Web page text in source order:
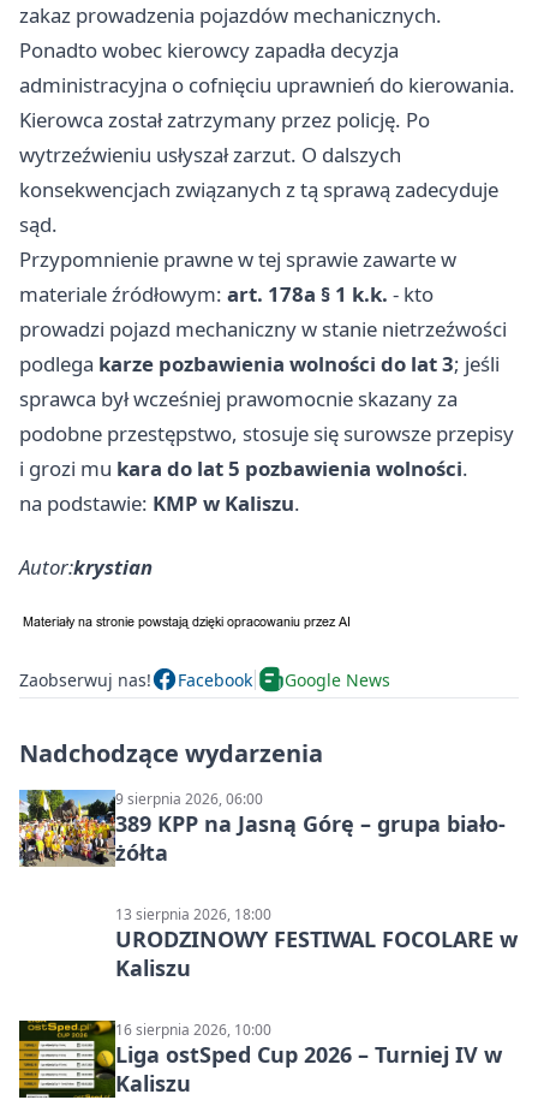
zakaz prowadzenia pojazdów mechanicznych.
Ponadto wobec kierowcy zapadła decyzja
administracyjna o cofnięciu uprawnień do kierowania.
Kierowca został zatrzymany przez policję. Po
wytrzeźwieniu usłyszał zarzut. O dalszych
konsekwencjach związanych z tą sprawą zadecyduje
sąd.
Przypomnienie prawne w tej sprawie zawarte w
materiale źródłowym: art. 178a § 1 k.k. - kto
prowadzi pojazd mechaniczny w stanie nietrzeźwości
podlega karze pozbawienia wolności do lat 3; jeśli
sprawca był wcześniej prawomocnie skazany za
podobne przestępstwo, stosuje się surowsze przepisy
i grozi mu kara do lat 5 pozbawienia wolności.
na podstawie: KMP w Kaliszu.
Autor:krystian
Zaobserwuj nas! Facebook Google News
Nadchodzące wydarzenia
9 sierpnia 2026, 06:00
389 KPP na Jasną Górę – grupa biało-
żółta
13 sierpnia 2026, 18:00
URODZINOWY FESTIWAL FOCOLARE w
Kaliszu
16 sierpnia 2026, 10:00
Liga ostSped Cup 2026 – Turniej IV w
Kaliszu